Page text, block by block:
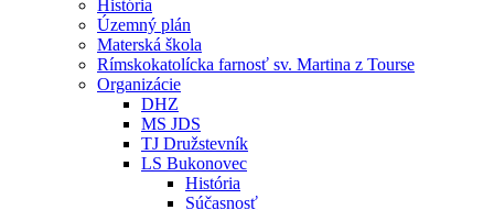
História
Územný plán
Materská škola
Rímskokatolícka farnosť sv. Martina z Tourse
Organizácie
DHZ
MS JDS
TJ Družstevník
LS Bukonovec
História
Súčasnosť